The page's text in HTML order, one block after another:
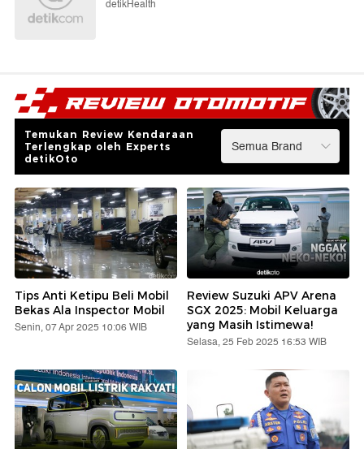
detikHealth
Temukan Review Kendaraan
Terlengkap oleh Experts
detikOto
Tips Anti Ketipu Beli Mobil
Bekas Ala Inspector Mobil
Senin, 07 Apr 2025 10:06 WIB
Review Suzuki APV Arena
SGX 2025: Mobil Keluarga
yang Masih Istimewa!
Selasa, 25 Feb 2025 16:53 WIB